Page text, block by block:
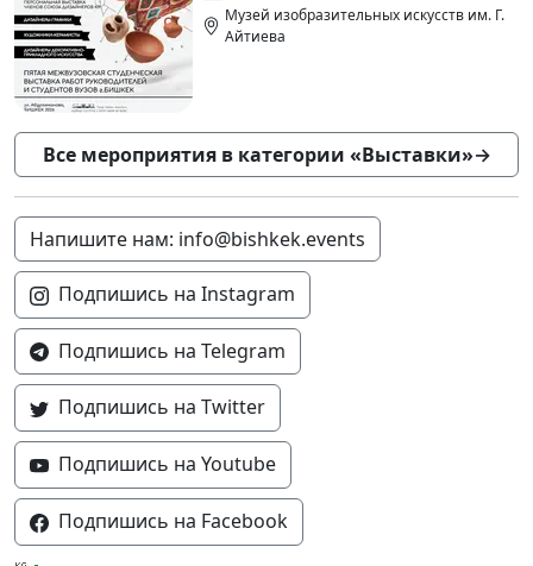
Музей изобразительных искусств им. Г.
Айтиева
Все мероприятия в категории «Выставки»→
Напишите нам: info@bishkek.events
Подпишись на Instagram
Подпишись на Telegram
Подпишись на Twitter
Подпишись на Youtube
Подпишись на Facebook